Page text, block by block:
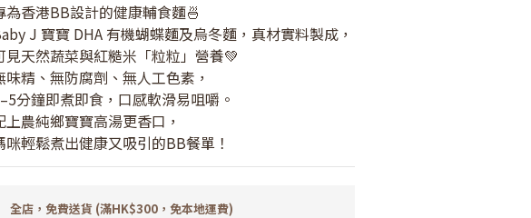
為香港BB設計的健康輔食麵🍜
J 寶寶 DHA 有機蝴蝶麵及烏冬麵，真材實料製成，
見天然蔬菜與紅糙米「粒粒」營養💚
味精、無防腐劑、無人工色素，
分鐘即煮即食，口感軟滑易咀嚼。
上農純鄉寶寶高湯更香口，
咪輕鬆煮出健康又吸引的BB餐單！
全店，免費送貨 (滿HK$300，免本地運費)